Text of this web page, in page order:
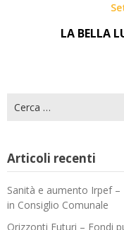
LA BELLA
per:
Articoli recenti
Sanità e aumento Irpef
in Consiglio Comunale
Orizzonti Futuri – Fondi